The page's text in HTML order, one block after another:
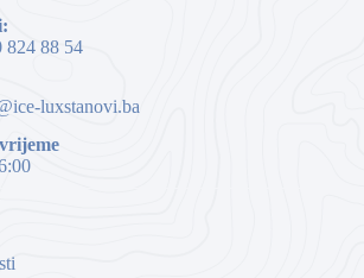
824 88 54
luxstanovi.ba